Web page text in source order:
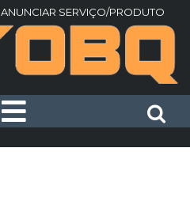
ANUNCIAR SERVIÇO/PRODUTO